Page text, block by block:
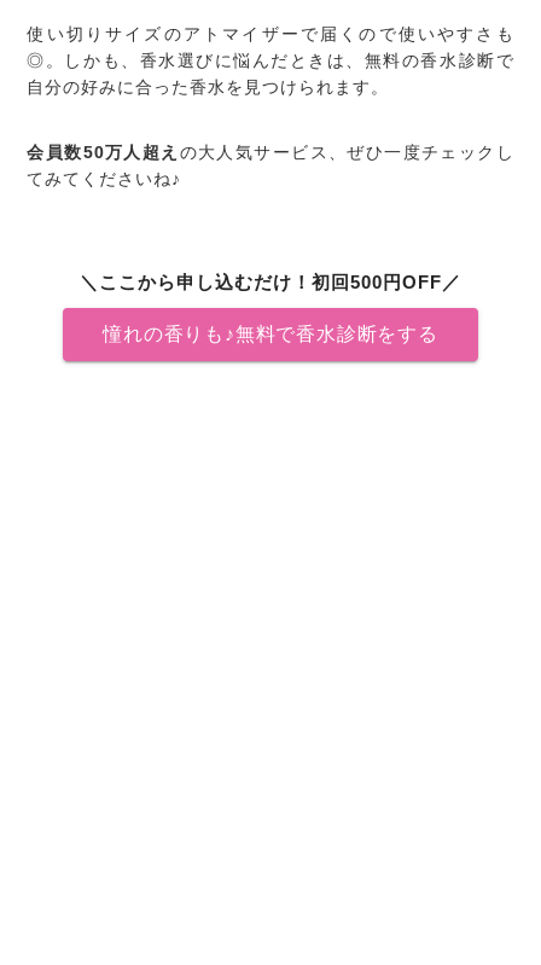
使い切りサイズのアトマイザーで届くので使いやすさも
◎。しかも、香水選びに悩んだときは、無料の香水診断で
自分の好みに合った香水を見つけられます。
会員数50万人超え の大人気サービス、ぜひ一度チェックし
てみてくださいね♪
＼ここから申し込むだけ！初回500円OFF／
憧れの香りも♪無料で香水診断をする